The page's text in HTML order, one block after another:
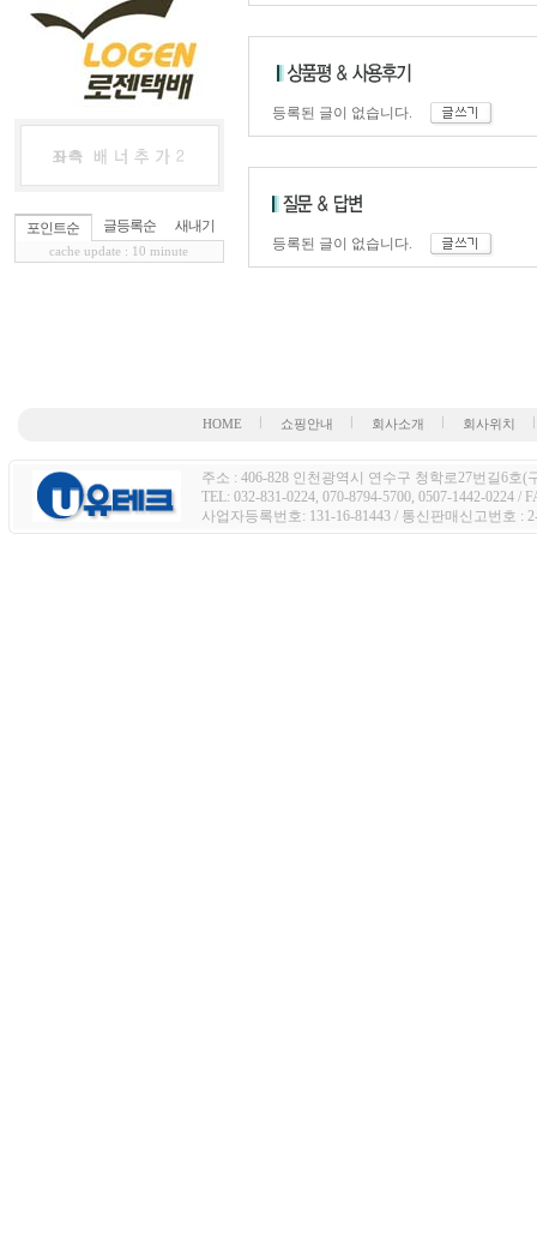
포인트순 글등록순 새내기
cache update : 10 minute
등록된 글이 없습니다.
등록된 글이 없습니다.
HOME 쇼핑안내 회사소개 회사위치
주소 : 406-828 인천광역시 연수구 청학로27번길6호(
TEL: 032-831-0224, 070-8794-5700, 0507-1442-0224
사업자등록번호: 131-16-81443 / 통신판매신고번호 :